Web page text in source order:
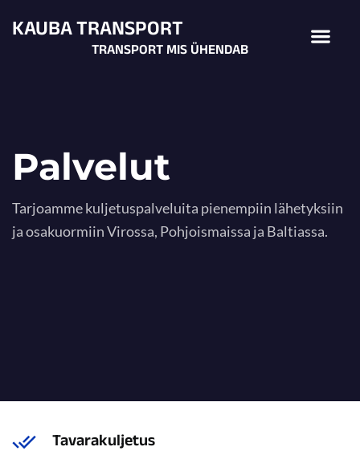
sisältöön
KAUBA TRANSPORT
TRANSPORT MIS ÜHENDAB
Palvelut
Tarjoamme kuljetuspalveluita pienempiin lähetyksiin
ja osakuormiin Virossa, Pohjoismaissa ja Baltiassa.
Tavarakuljetus